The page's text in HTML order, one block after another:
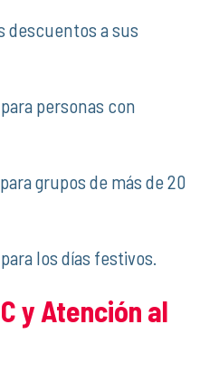
descuentos a sus
personas con
grupos de más de 20
los días festivos.
y Atención al